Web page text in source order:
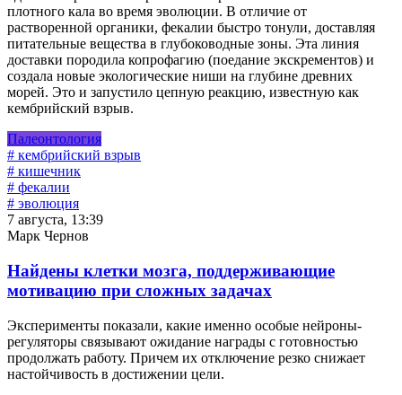
плотного кала во время эволюции. В отличие от
растворенной органики, фекалии быстро тонули, доставляя
питательные вещества в глубоководные зоны. Эта линия
доставки породила копрофагию (поедание экскрементов) и
создала новые экологические ниши на глубине древних
морей. Это и запустило цепную реакцию, известную как
кембрийский взрыв.
Палеонтология
# кембрийский взрыв
# кишечник
# фекалии
# эволюция
7 августа, 13:39
Марк Чернов
Найдены клетки мозга, поддерживающие
мотивацию при сложных задачах
Эксперименты показали, какие именно особые нейроны-
регуляторы связывают ожидание награды с готовностью
продолжать работу. Причем их отключение резко снижает
настойчивость в достижении цели.